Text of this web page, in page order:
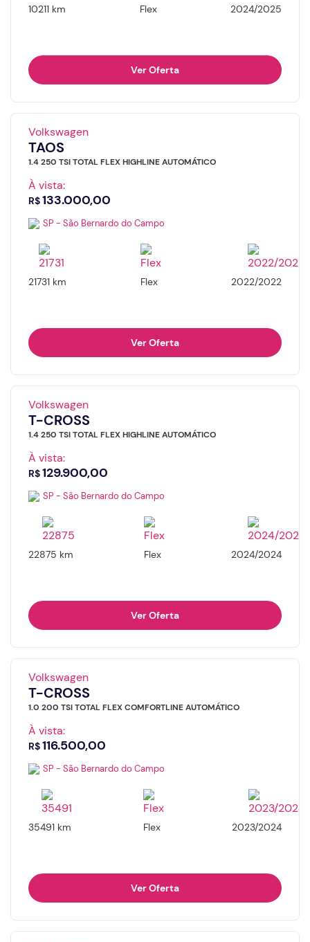
10211 km Flex 2024/2025
Ver Oferta
Volkswagen
TAOS
1.4 250 TSI TOTAL FLEX HIGHLINE AUTOMÁTICO
À vista:
R$133.000,00
SP - São Bernardo do Campo
21731 km Flex 2022/2022
Ver Oferta
Volkswagen
T-CROSS
1.4 250 TSI TOTAL FLEX HIGHLINE AUTOMÁTICO
À vista:
R$129.900,00
SP - São Bernardo do Campo
22875 km Flex 2024/2024
Ver Oferta
Volkswagen
T-CROSS
1.0 200 TSI TOTAL FLEX COMFORTLINE AUTOMÁTICO
À vista:
R$116.500,00
SP - São Bernardo do Campo
35491 km Flex 2023/2024
Ver Oferta